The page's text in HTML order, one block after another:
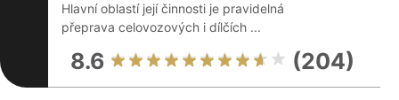
Hlavní oblastí její činnosti je pravidelná
přeprava celovozových i dílčích ...
8.6 (204)